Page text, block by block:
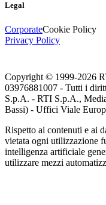
Legal
CorporateCookie Policy
Privacy Policy
Copyright © 1999-2026
03976881007 - Tutti i
S.p.A. - RTI S.p.A.,
Bassi) - Uffici Viale
Rispetto ai contenuti e ai
vietata ogni utilizzazione
intelligenza artificiale
utilizzare mezzi